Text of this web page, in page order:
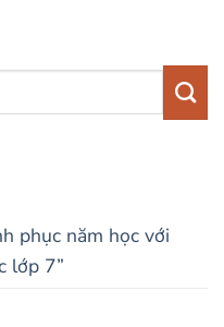
phục năm học với
lớp 7”